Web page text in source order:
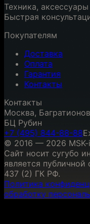
Техника,
Быстрая
Покупателям
Доставка
Оплата
Гарантия
Контакты
Контакты
Москва,
БЦ Рубин
+7 (495) 844-88-88
© 2016 — 2026 MSK-
Сайт носит сугубо
является
437 (2) ГК РФ.
Политика
обработку